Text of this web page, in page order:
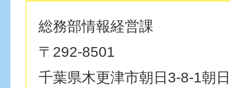
総務部情報経営課
〒292-8501
千葉県木更津市朝日3-8-1朝